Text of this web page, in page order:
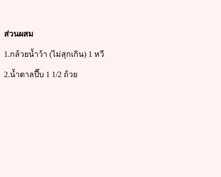
ส่วนผสม
1.กล้วยน้ำว้า (ไม่สุกเกิน) 1 หวี
2.น้ำตาลปี๊บ 1 1/2 ถ้วย